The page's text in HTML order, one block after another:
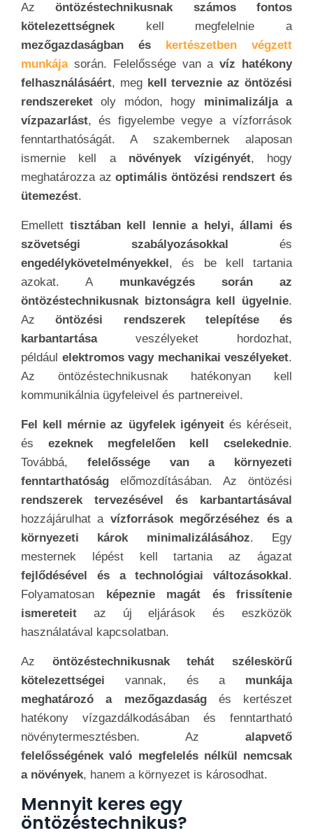
Azöntözéstechnikusnak számos fontos
kötelezettségnekkell megfelelnie a
mezőgazdaságban és kertészetben végzett
munkája során. Felelőssége van avíz hatékony
felhasználásáért, meg kell terveznie az öntözési
rendszereket oly módon, hogy minimalizálja a
vízpazarlást, és figyelembe vegye a vízforrások
fenntarthatóságát. A szakembernek alaposan
ismernie kell a növények vízigényét, hogy
meghatározza azoptimális öntözési rendszert és
ütemezést.
Emellett tisztában kell lennie a helyi, állami és
szövetségi szabályozásokkal és
engedélykövetelményekkel, és be kell tartania
azokat. A munkavégzés során az
öntözéstechnikusnak biztonságra kell ügyelnie.
Azöntözési rendszerek telepítése és
karbantartásaveszélyeket hordozhat,
például elektromos vagy mechanikai veszélyeket.
Az öntözéstechnikusnak hatékonyan kell
kommunikálnia ügyfeleivel és partnereivel.
Fel kell mérnie az ügyfelek igényeit és kéréseit,
és ezeknek megfelelően kell cselekednie.
Továbbá, felelőssége van a környezeti
fenntarthatóság előmozdításában. Az öntözési
rendszerek tervezésével és karbantartásával
hozzájárulhat avízforrások megőrzéséhez és a
környezeti károk minimalizálásához. Egy
mesternek lépést kell tartania az ágazat
fejlődésével és a technológiai változásokkal.
Folyamatosan képeznie magát és frissítenie
ismereteit az új eljárások és eszközök
használatával kapcsolatban.
Az öntözéstechnikusnak tehát széleskörű
kötelezettségei vannak, és amunkája
meghatározó a mezőgazdaság és kertészet
hatékony vízgazdálkodásában és fenntartható
növénytermesztésben. Az alapvető
felelősségének való megfelelés nélkül nemcsak
a növények, hanem a környezet is károsodhat.
Mennyit keres egy
öntözéstechnikus?